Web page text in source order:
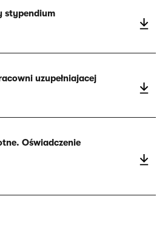
stypendium
uzupełniajacej
Oświadczenie